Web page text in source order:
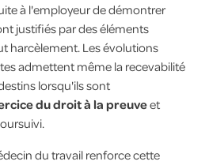
à l'employeur de démontrer
justifiés par des éléments
harcèlement. Les évolutions
admettent même la recevabilité
lorsqu'ils sont
du droit à la preuveet
du travail renforce cette